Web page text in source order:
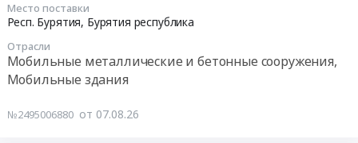
Место поставки
Респ. Бурятия, Бурятия республика
Отрасли
Мобильные металлические и бетонные сооружения,
Мобильные здания
№2495006880 от 07.08.26